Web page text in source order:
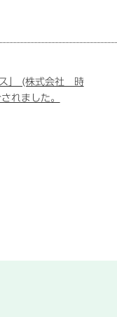
」 (株式会社 時
れました。